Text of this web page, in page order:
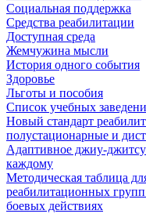
Социальная поддержка
Средства реабилитации
Доступная среда
Жемчужина мысли
История одного события
Здоровье
Льготы и пособия
Список учебных
Новый стандарт
полустационарные и
Адаптивное джиу-
каждому
Методическая таблица
реабилитационных
боевых действиях